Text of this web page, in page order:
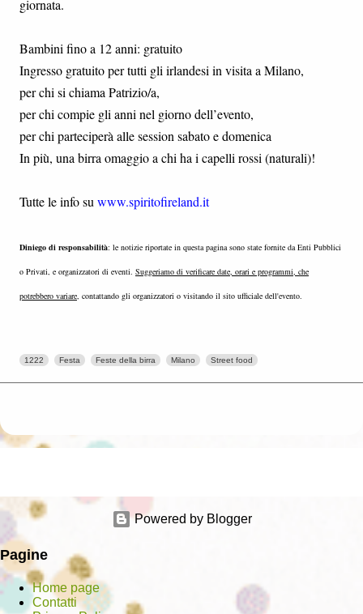
giornata.
Bambini fino a 12 anni: gratuito
Ingresso gratuito per tutti gli irlandesi in visita a Milano,
per chi si chiama Patrizio/a,
per chi compie gli anni nel giorno dell’evento,
per chi parteciperà alle session sabato e domenica
In più, una birra omaggio a chi ha i capelli rossi (naturali)!
Tutte le info su www.spiritofireland.it
Diniego di responsabilità: le notizie riportate in questa pagina sono state fornite da Enti Pubblici
o Privati, e organizzatori di eventi. Suggeriamo di verificare date, orari e programmi, che
potrebbero variare, contattando gli organizzatori o visitando il sito ufficiale dell'evento.
1222 Festa Feste della birra Milano Street food
Powered by Blogger
Pagine
Home page
Contatti